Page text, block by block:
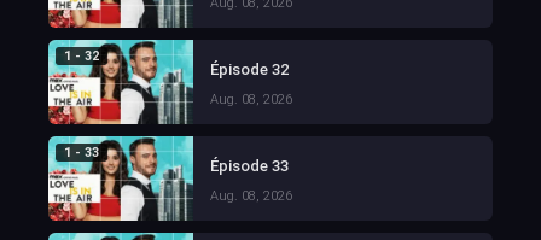
1 - 32
Épisode 32
Aug. 08, 2026
1 - 33
Épisode 33
Aug. 08, 2026